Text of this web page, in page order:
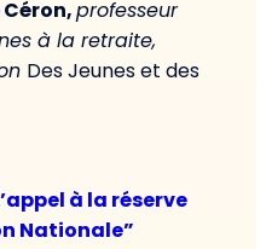
professeur
à la retraite,
Des Jeunes et des
à la réserve
Nationale”